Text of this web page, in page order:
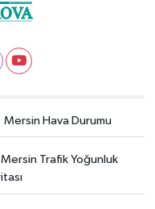
Mersin Hava Durumu
Mersin Trafik Yoğunluk